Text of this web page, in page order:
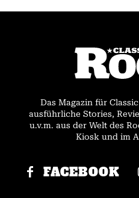
Das Magazin für
ausführliche Stories,
u.v.m. aus der Welt des
Kiosk und im
FACEBOOK